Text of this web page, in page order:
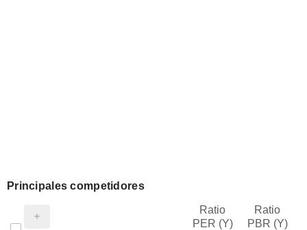
Principales competidores
Ratio
PER (Y)
Ratio
PBR (Y)